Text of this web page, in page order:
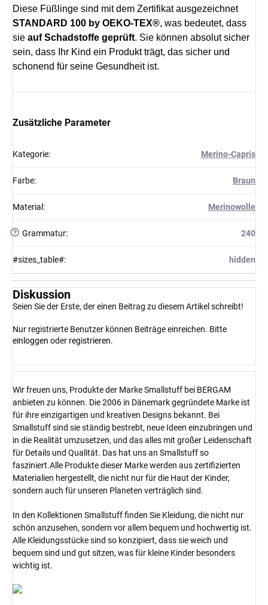
Diese Füßlinge sind mit dem Zertifikat ausgezeichnet
STANDARD 100 by OEKO-TEX®, was bedeutet, dass
sie auf Schadstoffe geprüft. Sie können absolut sicher
sein, dass Ihr Kind ein Produkt trägt, das sicher und
schonend für seine Gesundheit ist.
Zusätzliche Parameter
Kategorie: Merino-Capris
Farbe: Braun
Material : Merinowolle
? Grammatur: 240
#sizes_table#: hidden
Diskussion
Seien Sie der Erste, der einen Beitrag zu diesem Artikel schreibt!
Nur registrierte Benutzer können Beiträge einreichen. Bitte
einloggen oder registrieren.
Wir freuen uns, Produkte der Marke Smallstuff bei BERGAM
anbieten zu können. Die 2006 in Dänemark gegründete Marke ist
für ihre einzigartigen und kreativen Designs bekannt. Bei
Smallstuff sind sie ständig bestrebt, neue Ideen einzubringen und
in die Realität umzusetzen, und das alles mit großer Leidenschaft
für Details und Qualität. Das hat uns an Smallstuff so
fasziniert.Alle Produkte dieser Marke werden aus zertifizierten
Materialien hergestellt, die nicht nur für die Haut der Kinder,
sondern auch für unseren Planeten verträglich sind.
In den Kollektionen Smallstuff finden Sie Kleidung, die nicht nur
schön anzusehen, sondern vor allem bequem und hochwertig ist.
Alle Kleidungsstücke sind so konzipiert, dass sie weich und
bequem sind und gut sitzen, was für kleine Kinder besonders
wichtig ist.